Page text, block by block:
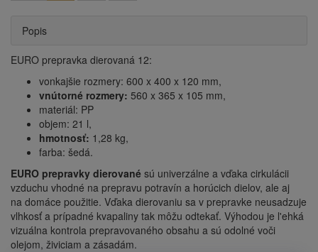
Popis
EURO prepravka dierovaná 12:
vonkajšie rozmery: 600 x 400 x 120 mm,
vnútorné rozmery: 560 x 365 x 105 mm,
materiál: PP
objem: 21 l,
hmotnosť: 1,28 kg,
farba: šedá.
EURO prepravky dierované sú univerzálne a vďaka cirkulácii
vzduchu vhodné na prepravu potravín a horúcich dielov, ale aj
na domáce použitie. Vďaka dierovaniu sa v prepravke neusadzuje
vlhkosť a prípadné kvapaliny tak môžu odtekať. Výhodou je l'ehká
vizuálna kontrola prepravovaného obsahu a sú odolné voči
olejom, živiciam a zásadám.